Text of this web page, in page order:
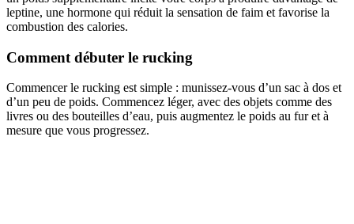
leptine, une hormone qui réduit la sensation de faim et favorise la
combustion des calories.
Comment débuter le rucking
Commencer le rucking est simple : munissez-vous d’un sac à dos et
d’un peu de poids. Commencez léger, avec des objets comme des
livres ou des bouteilles d’eau, puis augmentez le poids au fur et à
mesure que vous progressez.